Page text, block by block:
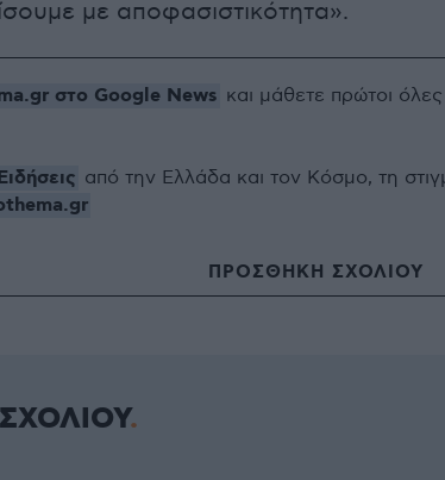
με αποφασιστικότητα».
στο Google News και μάθετε πρώτοι όλες
από την Ελλάδα και τον Κόσμο, τη
ΠΡΟΣΘΗΚΗ ΣΧΟΛΙΟΥ